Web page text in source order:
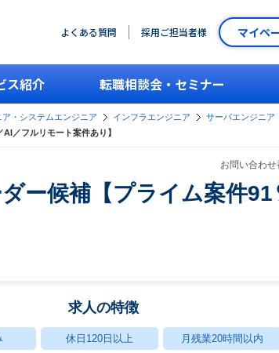
よくある質問 採用ご担当者様 マイペ
ス紹介 転職相談会・セミナー
ア・システムエンジニア インフラエンジニア
サーバエンジニア
／フルリモート案件あり】
お問い合わ
ー候補【プライム案件91
求人の特徴
休日120日以上 月残業20時間以内